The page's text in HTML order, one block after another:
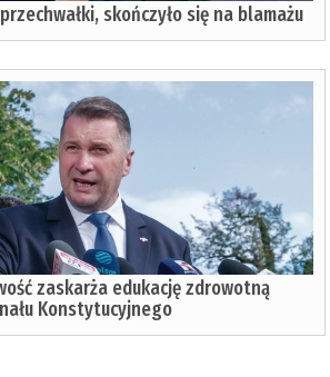
skończyło się na blamażu
zaskarża edukację zdrowotną
Konstytucyjnego